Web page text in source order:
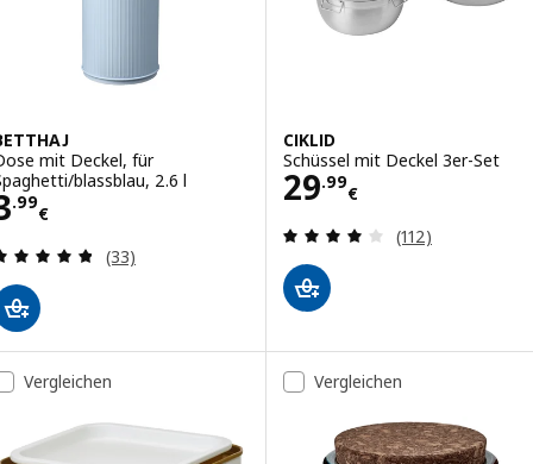
mit Deckel, für
blassblau, 2.6 l
.99
€ 3.99€
Bewertungen: 4.8 von 5 Sternen. Bewertungen
(33)
CIKLID
Schüssel mit Deckel 3er-Set
29.99
€
Preis 29.99€
Bewertungen:
(112)
Vergleichen Vergleichen